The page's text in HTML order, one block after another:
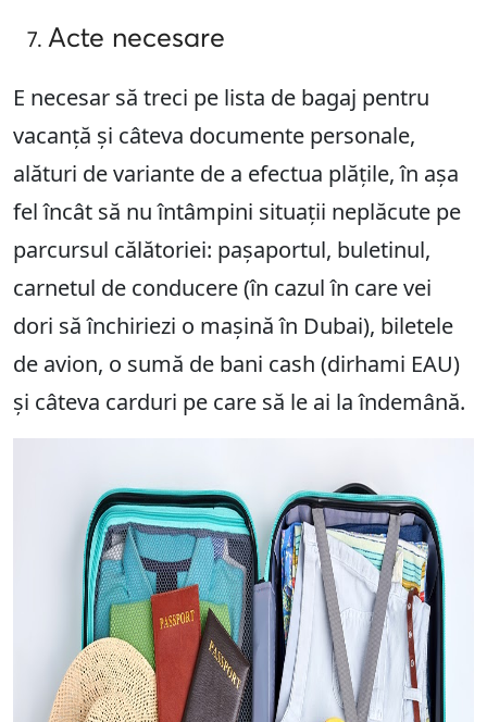
Acte necesare
E necesar să treci pe lista de bagaj pentru
vacanță și câteva documente personale,
alături de variante de a efectua plățile, în așa
fel încât să nu întâmpini situații neplăcute pe
parcursul călătoriei: pașaportul, buletinul,
carnetul de conducere (în cazul în care vei
dori să închiriezi o mașină în Dubai), biletele
de avion, o sumă de bani cash (dirhami EAU)
și câteva carduri pe care să le ai la îndemână.